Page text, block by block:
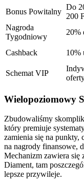
Bonus Powitalny
Do
200
Nagroda
Tygodniowy
20%
Cashback 10%
Schemat VIP
Wielopoziomowy
Zbudowaliśmy
który premiuje
zamienia się na punkty,
na nagrody finansowe,
Mechanizm zawiera się
Diament, tam
lepsze przywileje.